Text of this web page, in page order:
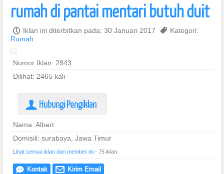
rumah di pantai mentari butuh duit
P Iklan ini diterbitkan pada: 30 Januari 2017 , Kategori:
Rumah
Nomor Iklan: 2843
Dilihat: 2465 kali
U Hubungi Pengiklan
Nama: Albert
Domisili: surabaya, Jawa Timur
Lihat semua iklan dari member ini - 75 iklan
e Kontak @ Kirim Email